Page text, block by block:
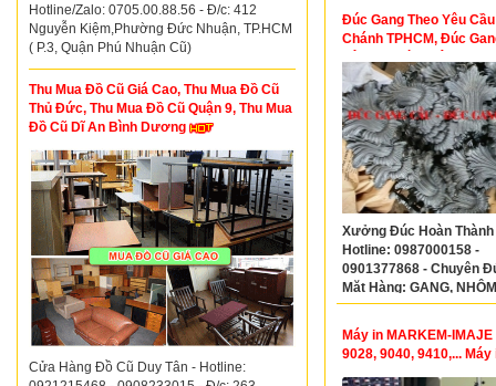
Hotline/Zalo: 0705.00.88.56 - Đ/c: 412
Nguyễn Kiệm,Phường Đức Nhuận, TP.HCM
( P.3, Quận Phú Nhuận Cũ)
Thu Mua Đồ Cũ Giá Cao, Thu Mua Đồ Cũ
Thủ Đức, Thu Mua Đồ Cũ Quận 9, Thu Mua
Đồ Cũ Dĩ An Bình Dương
Cửa Hàng Đồ Cũ Duy Tân - Hotline:
Đúc Gang Theo Yêu
Chánh TPHCM, Đúc
Xưởng Đúc Hoàn Thành
Hotline: 0987000158 -
0901377868 - Chuyên
Mặt Hàng: GANG,
ĐỒNG Theo Yêu Cầu
Máy in MARKEM-IMAJE
9028, 9040, 9410,... Máy